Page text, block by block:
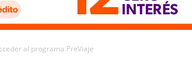
al programa PreViaje